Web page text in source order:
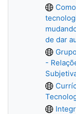
de dar
-